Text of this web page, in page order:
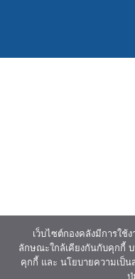
เว็บไซต์กองคลังมีการใ
ลักษณะใกล้เคียงกันกับคุกกี้ บ
คุกกี้ และ นโยบายความเป็
ปุ่